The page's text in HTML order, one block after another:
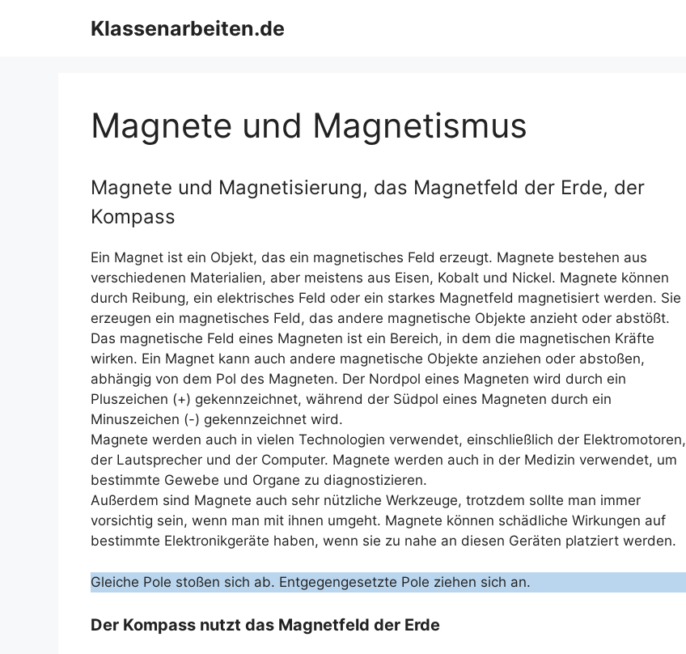
Klassenarbeiten.de
Magnete und Magnetismus
Magnete und Magnetisierung, das Magnetfeld der Erde, der
Kompass
Ein Magnet ist ein Objekt, das ein magnetisches Feld erzeugt. Magnete bestehen aus
verschiedenen Materialien, aber meistens aus Eisen, Kobalt und Nickel. Magnete können
durch Reibung, ein elektrisches Feld oder ein starkes Magnetfeld magnetisiert werden. Sie
erzeugen ein magnetisches Feld, das andere magnetische Objekte anzieht oder abstößt.
Das magnetische Feld eines Magneten ist ein Bereich, in dem die magnetischen Kräfte
wirken. Ein Magnet kann auch andere magnetische Objekte anziehen oder abstoßen,
abhängig von dem Pol des Magneten. Der Nordpol eines Magneten wird durch ein
Pluszeichen (+) gekennzeichnet, während der Südpol eines Magneten durch ein
Minuszeichen (-) gekennzeichnet wird.
Magnete werden auch in vielen Technologien verwendet, einschließlich der Elektromotoren,
der Lautsprecher und der Computer. Magnete werden auch in der Medizin verwendet, um
bestimmte Gewebe und Organe zu diagnostizieren.
Außerdem sind Magnete auch sehr nützliche Werkzeuge, trotzdem sollte man immer
vorsichtig sein, wenn man mit ihnen umgeht. Magnete können schädliche Wirkungen auf
bestimmte Elektronikgeräte haben, wenn sie zu nahe an diesen Geräten platziert werden.
Gleiche Pole stoßen sich ab. Entgegengesetzte Pole ziehen sich an.
Der Kompass nutzt das Magnetfeld der Erde